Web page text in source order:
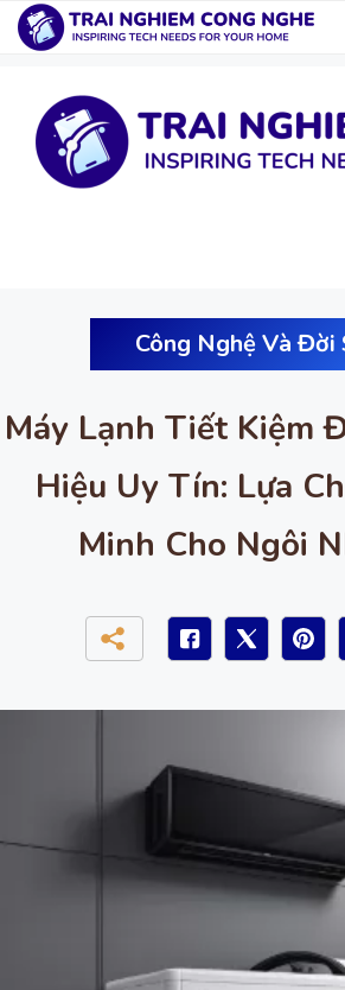
dung
Công Nghệ Và Đời
Máy Lạnh Tiết Kiệm
Hiệu Uy Tín: Lựa
Minh Cho Ngôi